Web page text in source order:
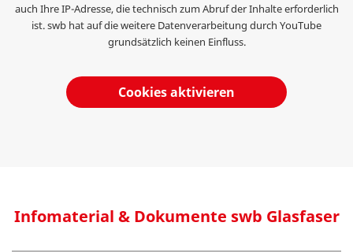
auch Ihre IP-Adresse, die technisch zum Abruf der Inhalte erforderlich
ist. swb hat auf die weitere Datenverarbeitung durch YouTube
grundsätzlich keinen Einfluss.
Cookies aktivieren
Infomaterial & Dokumente swb Glasfaser